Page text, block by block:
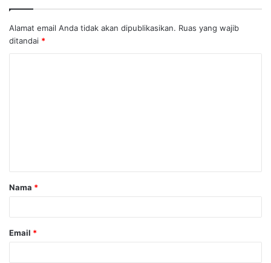
Alamat email Anda tidak akan dipublikasikan. Ruas yang wajib
ditandai *
a
r
Nama *
Email *